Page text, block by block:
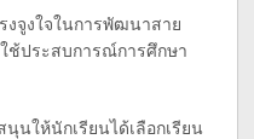
จูงใจในการพัฒนาสาย
ช้ประสบการณ์การศึกษา
นให้นักเรียนได้เลือกเรียน